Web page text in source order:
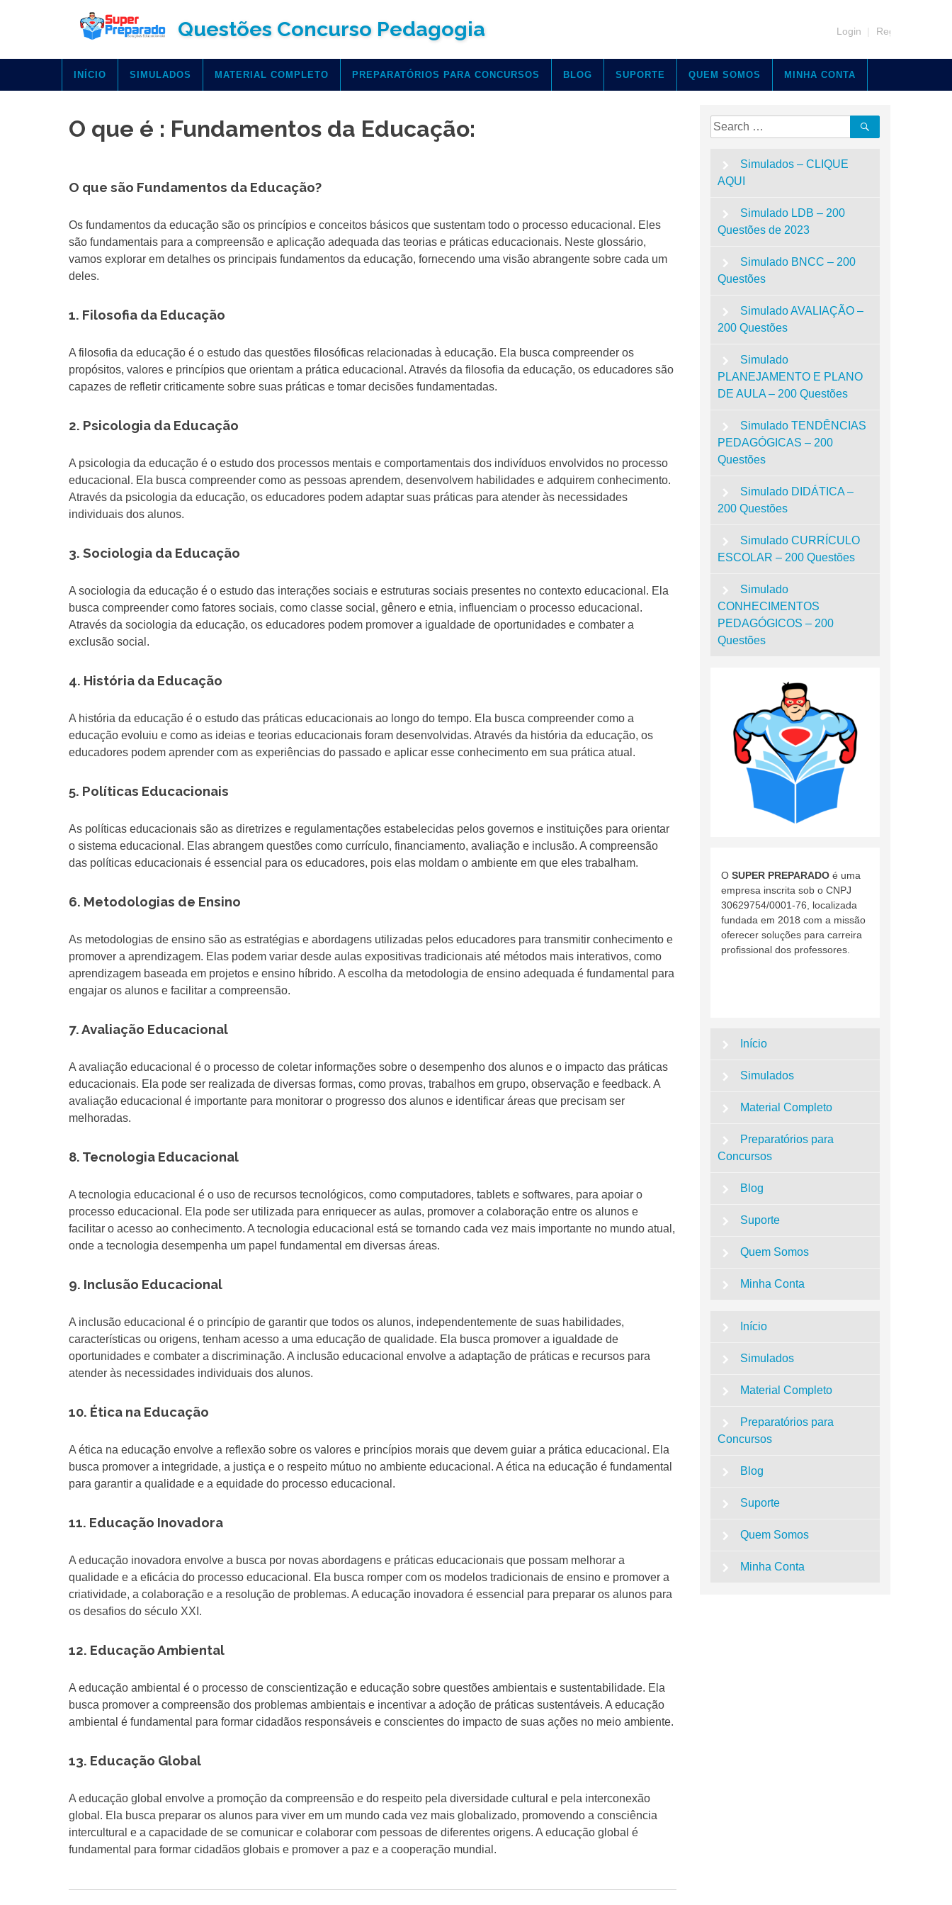
Questões Concurso Pedagogia Login | Register
INÍCIO SIMULADOS MATERIAL COMPLETO PREPARATÓRIOS PARA CONCURSOS BLOG SUPORTE QUEM SOMOS MINHA CONTA
O que é : Fundamentos da Educação:
O que são Fundamentos da Educação?
Os fundamentos da educação são os princípios e conceitos básicos que sustentam todo o processo educacional. Eles
são fundamentais para a compreensão e aplicação adequada das teorias e práticas educacionais. Neste glossário,
vamos explorar em detalhes os principais fundamentos da educação, fornecendo uma visão abrangente sobre cada um
deles.
1. Filosofia da Educação
A filosofia da educação é o estudo das questões filosóficas relacionadas à educação. Ela busca compreender os
propósitos, valores e princípios que orientam a prática educacional. Através da filosofia da educação, os educadores são
capazes de refletir criticamente sobre suas práticas e tomar decisões fundamentadas.
2. Psicologia da Educação
A psicologia da educação é o estudo dos processos mentais e comportamentais dos indivíduos envolvidos no processo
educacional. Ela busca compreender como as pessoas aprendem, desenvolvem habilidades e adquirem conhecimento.
Através da psicologia da educação, os educadores podem adaptar suas práticas para atender às necessidades
individuais dos alunos.
3. Sociologia da Educação
A sociologia da educação é o estudo das interações sociais e estruturas sociais presentes no contexto educacional. Ela
busca compreender como fatores sociais, como classe social, gênero e etnia, influenciam o processo educacional.
Através da sociologia da educação, os educadores podem promover a igualdade de oportunidades e combater a
exclusão social.
4. História da Educação
A história da educação é o estudo das práticas educacionais ao longo do tempo. Ela busca compreender como a
educação evoluiu e como as ideias e teorias educacionais foram desenvolvidas. Através da história da educação, os
educadores podem aprender com as experiências do passado e aplicar esse conhecimento em sua prática atual.
5. Políticas Educacionais
As políticas educacionais são as diretrizes e regulamentações estabelecidas pelos governos e instituições para orientar
o sistema educacional. Elas abrangem questões como currículo, financiamento, avaliação e inclusão. A compreensão
das políticas educacionais é essencial para os educadores, pois elas moldam o ambiente em que eles trabalham.
6. Metodologias de Ensino
As metodologias de ensino são as estratégias e abordagens utilizadas pelos educadores para transmitir conhecimento e
promover a aprendizagem. Elas podem variar desde aulas expositivas tradicionais até métodos mais interativos, como
aprendizagem baseada em projetos e ensino híbrido. A escolha da metodologia de ensino adequada é fundamental para
engajar os alunos e facilitar a compreensão.
7. Avaliação Educacional
A avaliação educacional é o processo de coletar informações sobre o desempenho dos alunos e o impacto das práticas
educacionais. Ela pode ser realizada de diversas formas, como provas, trabalhos em grupo, observação e feedback. A
avaliação educacional é importante para monitorar o progresso dos alunos e identificar áreas que precisam ser
melhoradas.
8. Tecnologia Educacional
A tecnologia educacional é o uso de recursos tecnológicos, como computadores, tablets e softwares, para apoiar o
processo educacional. Ela pode ser utilizada para enriquecer as aulas, promover a colaboração entre os alunos e
facilitar o acesso ao conhecimento. A tecnologia educacional está se tornando cada vez mais importante no mundo atual,
onde a tecnologia desempenha um papel fundamental em diversas áreas.
9. Inclusão Educacional
A inclusão educacional é o princípio de garantir que todos os alunos, independentemente de suas habilidades,
características ou origens, tenham acesso a uma educação de qualidade. Ela busca promover a igualdade de
oportunidades e combater a discriminação. A inclusão educacional envolve a adaptação de práticas e recursos para
atender às necessidades individuais dos alunos.
10. Ética na Educação
A ética na educação envolve a reflexão sobre os valores e princípios morais que devem guiar a prática educacional. Ela
busca promover a integridade, a justiça e o respeito mútuo no ambiente educacional. A ética na educação é fundamental
para garantir a qualidade e a equidade do processo educacional.
11. Educação Inovadora
A educação inovadora envolve a busca por novas abordagens e práticas educacionais que possam melhorar a
qualidade e a eficácia do processo educacional. Ela busca romper com os modelos tradicionais de ensino e promover a
criatividade, a colaboração e a resolução de problemas. A educação inovadora é essencial para preparar os alunos para
os desafios do século XXI.
12. Educação Ambiental
A educação ambiental é o processo de conscientização e educação sobre questões ambientais e sustentabilidade. Ela
busca promover a compreensão dos problemas ambientais e incentivar a adoção de práticas sustentáveis. A educação
ambiental é fundamental para formar cidadãos responsáveis e conscientes do impacto de suas ações no meio ambiente.
13. Educação Global
A educação global envolve a promoção da compreensão e do respeito pela diversidade cultural e pela interconexão
global. Ela busca preparar os alunos para viver em um mundo cada vez mais globalizado, promovendo a consciência
intercultural e a capacidade de se comunicar e colaborar com pessoas de diferentes origens. A educação global é
fundamental para formar cidadãos globais e promover a paz e a cooperação mundial.
Search
for:
Simulados – CLIQUE
AQUI
Simulado LDB – 200
Questões de 2023
Simulado BNCC – 200
Questões
Simulado AVALIAÇÃO –
200 Questões
Simulado
PLANEJAMENTO E PLANO
DE AULA – 200 Questões
Simulado TENDÊNCIAS
PEDAGÓGICAS – 200
Questões
Simulado DIDÁTICA –
200 Questões
Simulado CURRÍCULO
ESCOLAR – 200 Questões
Simulado
CONHECIMENTOS
PEDAGÓGICOS – 200
Questões
O SUPER PREPARADOé uma
empresa inscrita sob o CNPJ
30629754/0001-76, localizada
fundada em 2018 com a missão
oferecer soluções para carreira
profissional dos professores.
Início
Simulados
Material Completo
Preparatórios para
Concursos
Blog
Suporte
Quem Somos
Minha Conta
Início
Simulados
Material Completo
Preparatórios para
Concursos
Blog
Suporte
Quem Somos
Minha Conta